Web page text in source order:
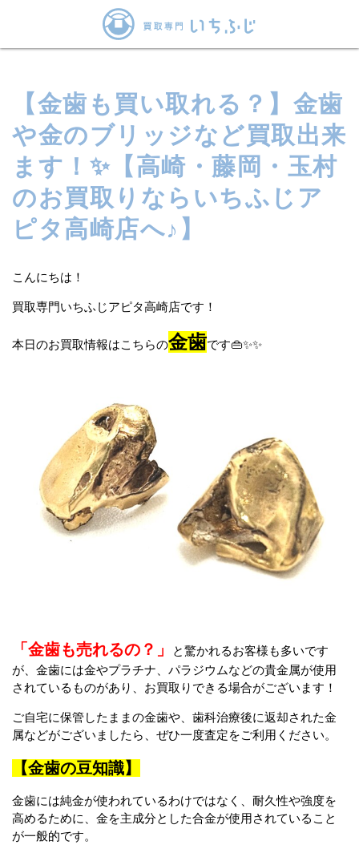
【金歯も買い取れる？】金歯
や金のブリッジなど買取出来
ます！✨【高崎・藤岡・玉村
のお買取りならいちふじア
ピタ高崎店へ♪】
こんにちは！
買取専門いちふじアピタ高崎店です！
本日のお買取情報はこちらの金歯です👜✨✨
「金歯も売れるの？」
と驚かれるお客様も多いです
が、金歯には金やプラチナ、パラジウムなどの貴金属が使用
されているものがあり、お買取りできる場合がございます！
ご自宅に保管したままの金歯や、歯科治療後に返却された金
属などがございましたら、ぜひ一度査定をご利用ください。
【金歯の豆知識】
金歯には純金が使われているわけではなく、耐久性や強度を
高めるために、金を主成分とした合金が使用されていること
が一般的です。